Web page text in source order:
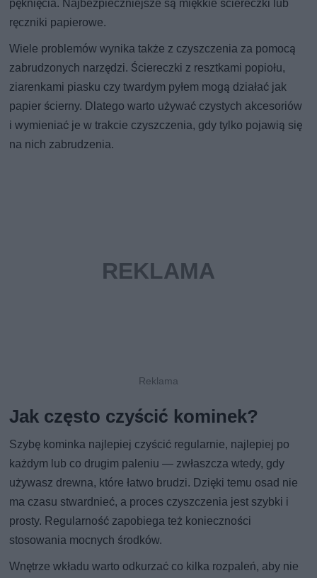
pęknięcia. Najbezpieczniejsze są miękkie ściereczki lub
ręczniki papierowe.
Wiele problemów wynika także z czyszczenia za pomocą
zabrudzonych narzędzi. Ściereczki z resztkami popiołu,
ziarenkami piasku czy twardym pyłem mogą działać jak
papier ścierny. Dlatego warto używać czystych akcesoriów
i wymieniać je w trakcie czyszczenia, gdy tylko pojawią się
na nich zabrudzenia.
Jak często czyścić kominek?
Szybę kominka najlepiej czyścić regularnie, najlepiej po
każdym lub co drugim paleniu — zwłaszcza wtedy, gdy
używasz drewna, które łatwo brudzi. Dzięki temu osad nie
ma czasu stwardnieć, a proces czyszczenia jest szybki i
prosty. Regularność zapobiega też konieczności
stosowania mocnych środków.
Wnętrze wkładu warto odkurzać co kilka rozpaleń, aby nie